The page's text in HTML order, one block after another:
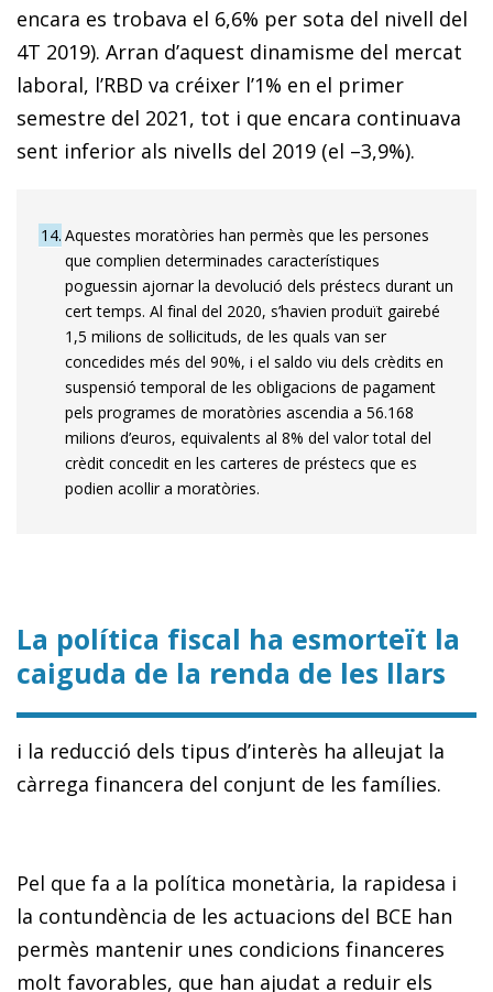
encara es trobava el 6,6% per sota del nivell del
4T 2019). Arran d’aquest dinamisme del mercat
laboral, l’RBD va créixer l’1% en el primer
semestre del 2021, tot i que encara continuava
sent inferior als nivells del 2019 (el –3,9%).
14 Aquestes moratòries han permès que les persones
que complien determinades característiques
poguessin ajornar la devolució dels préstecs durant un
cert temps. Al final del 2020, s’havien produït gairebé
1,5 milions de sol·licituds, de les quals van ser
concedides més del 90%, i el saldo viu dels crèdits en
suspensió temporal de les obligacions de pagament
pels programes de moratòries ascendia a 56.168
milions d’euros, equivalents al 8% del valor total del
crèdit concedit en les carteres de préstecs que es
podien acollir a moratòries.
La política fiscal ha esmorteït la
caiguda de la renda de les llars
i la reducció dels tipus d’interès ha alleujat la
càrrega financera del conjunt de les famílies.
Pel que fa a la política monetària, la rapidesa i
la contundència de les actuacions del BCE han
permès mantenir unes condicions financeres
molt favorables, que han ajudat a reduir els